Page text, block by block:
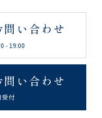
問い合わせ
- 19:00
問い合わせ
付